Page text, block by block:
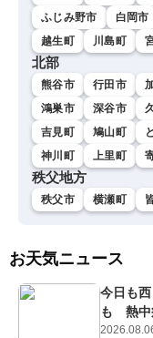
ふじみ野市
白岡市
越生町
川島町
北部
熊谷市 行田市
鴻巣市
深谷市
吉見町
鳩山町
神川町
上里町
秩父地方
秩父市 横瀬町
お天気ニュース
今日も
も 熱中